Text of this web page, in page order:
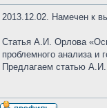
2013.12.02. Намечен к
Статья А.И. Орлова
проблемного анализа и
Предлагаем статью А.И.